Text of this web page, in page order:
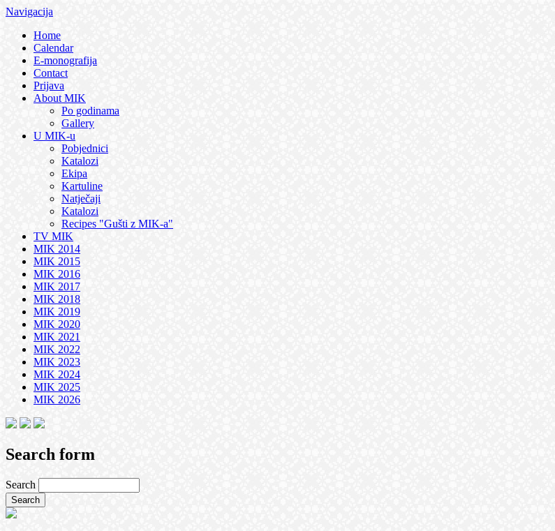
Navigacija
Home
Calendar
E-monografija
Contact
Prijava
About MIK
Po godinama
Gallery
U MIK-u
Pobjednici
Katalozi
Ekipa
Kartuline
Natječaji
Katalozi
Recipes "Gušti z MIK-a"
TV MIK
MIK 2014
MIK 2015
MIK 2016
MIK 2017
MIK 2018
MIK 2019
MIK 2020
MIK 2021
MIK 2022
MIK 2023
MIK 2024
MIK 2025
MIK 2026
Search form
Search